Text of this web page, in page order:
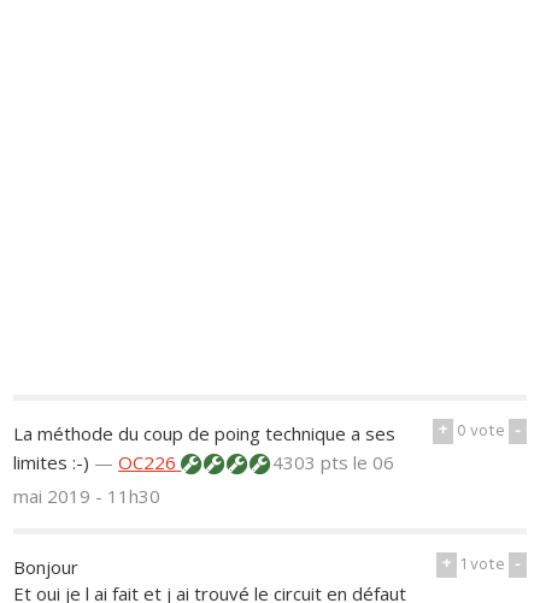
+ 0vote -
La méthode du coup de poing technique a ses
limites :-) —OC226 4303 ptsle 06
mai 2019 - 11h30
+ 1vote -
Bonjour
Et oui je l ai fait et j ai trouvé le circuit en défaut